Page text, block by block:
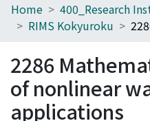
Home
Browse
Download Ranking
Home
RIMS Kokyuroku
2286
of nonlinear
applications